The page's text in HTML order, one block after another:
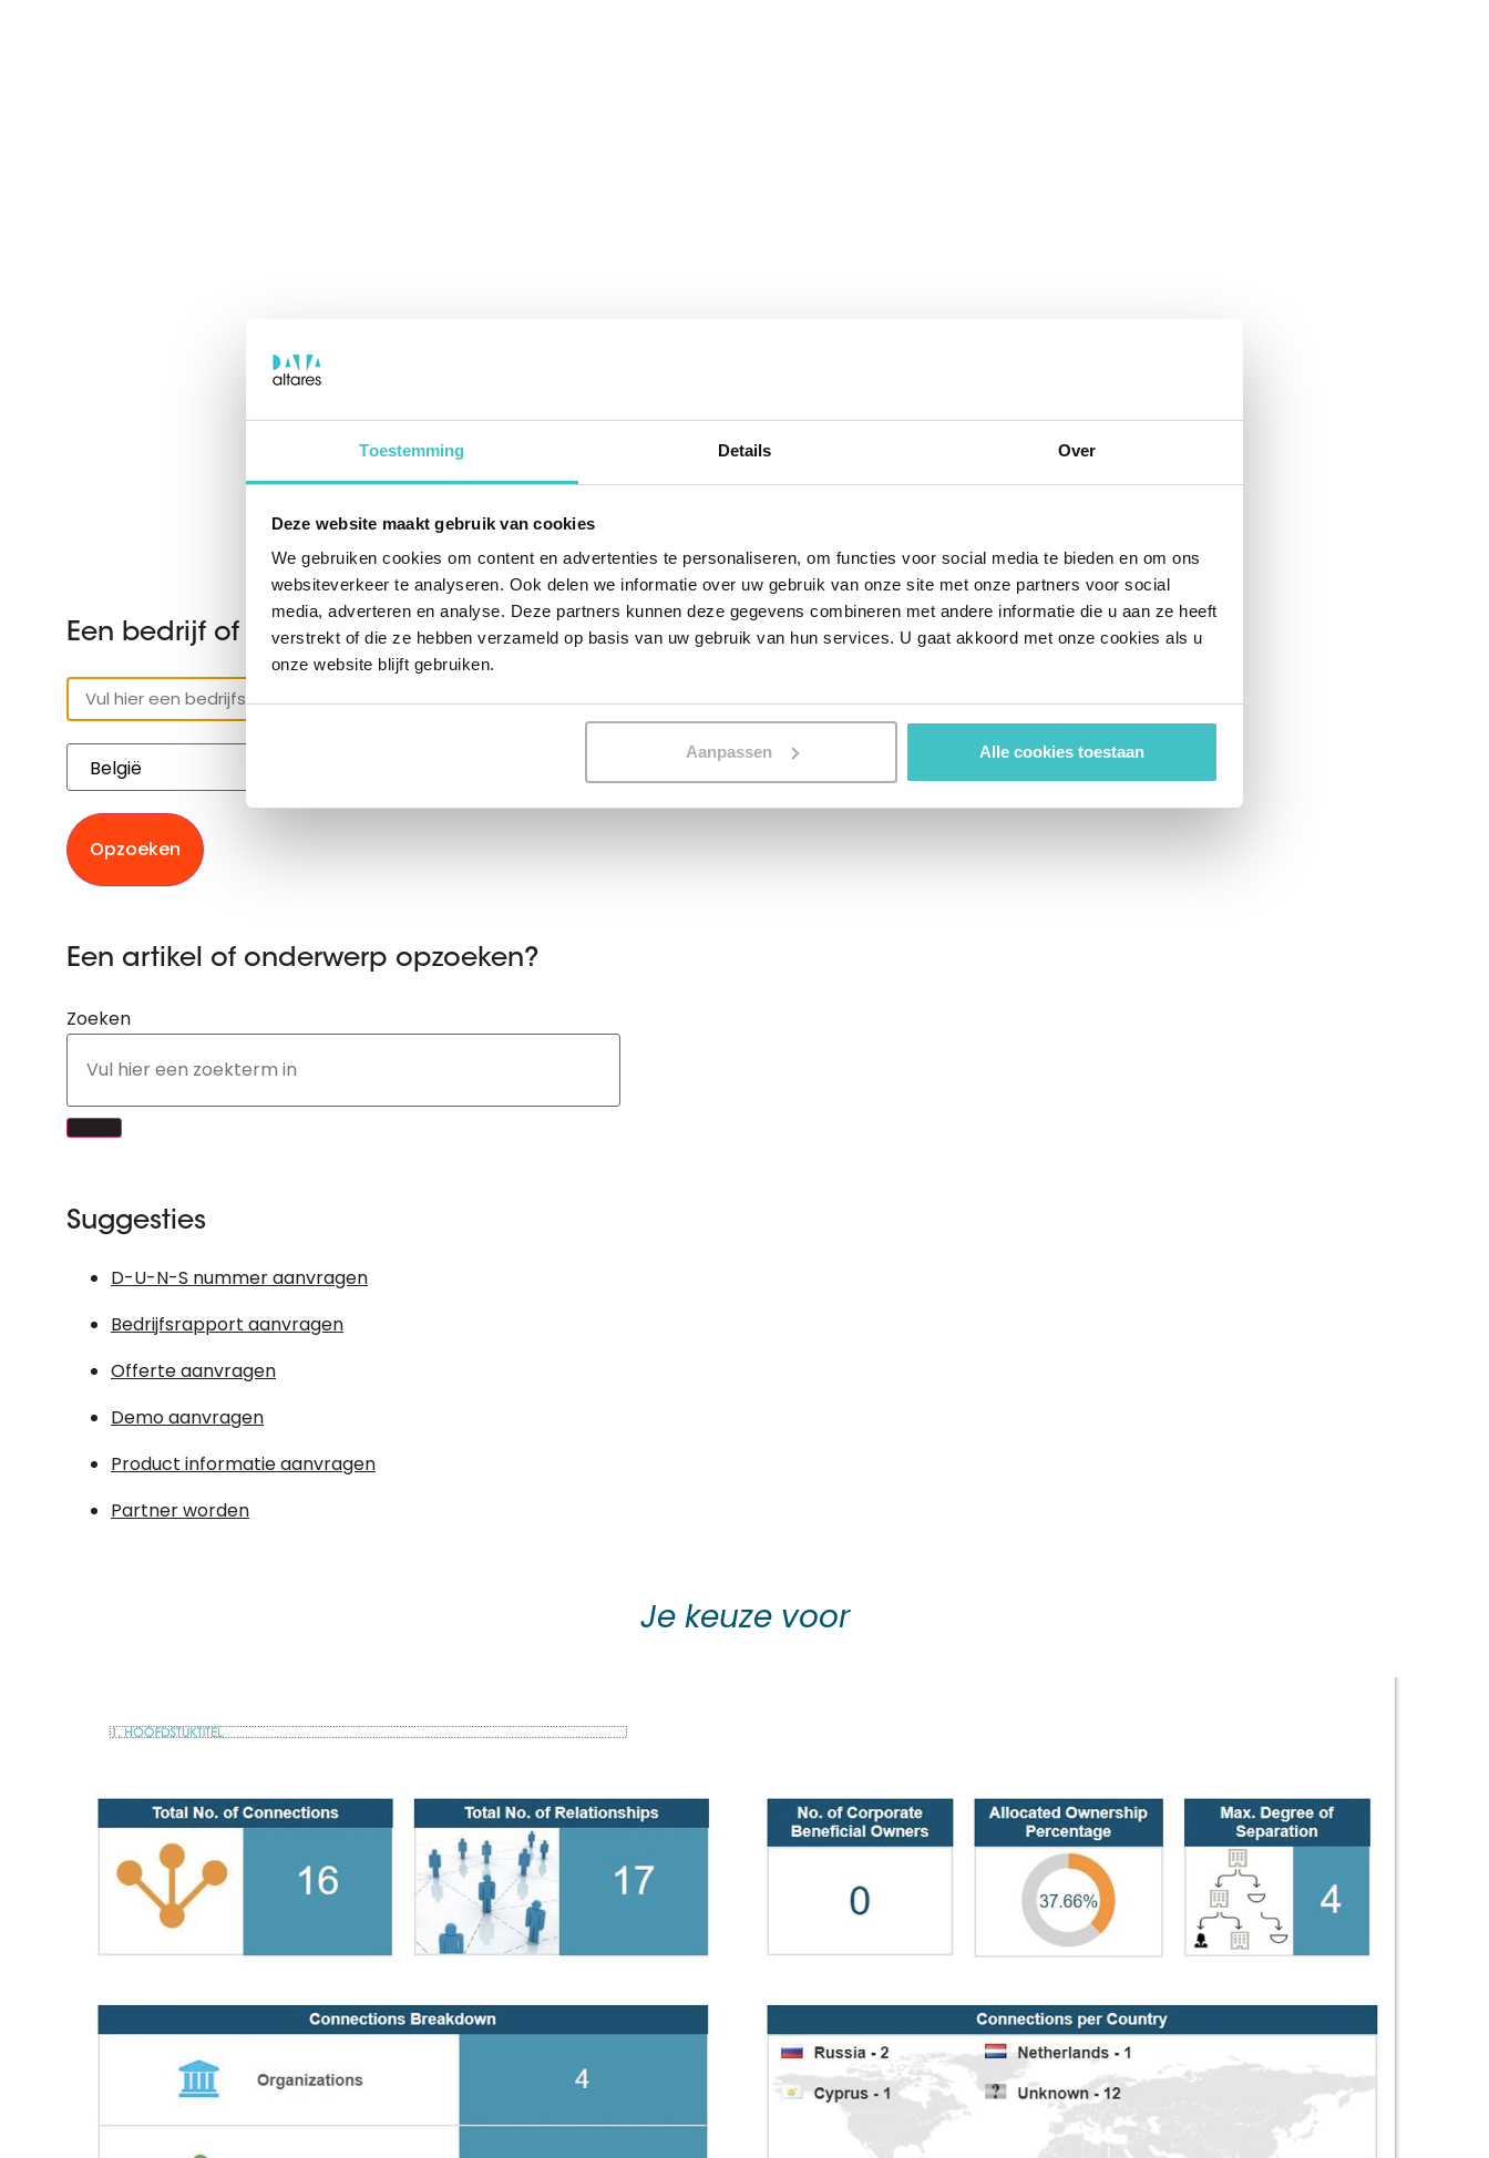
Toestemming Details Over
Deze website maakt gebruik van cookies
We gebruiken cookies om content en advertenties te personaliseren, om functies voor social media te bieden en om ons
websiteverkeer te analyseren. Ook delen we informatie over uw gebruik van onze site met onze partners voor social
media, adverteren en analyse. Deze partners kunnen deze gegevens combineren met andere informatie die u aan ze heeft
verstrekt of die ze hebben verzameld op basis van uw gebruik van hun services. U gaat akkoord met onze cookies als u
onze website blijft gebruiken.
Aanpassen Alle cookies toestaan
Een bedrijf of D-U-N-S nummer opzoeken?
Opzoeken
Een artikel of onderwerp opzoeken?
Zoeken
Suggesties
D-U-N-S nummer aanvragen
Bedrijfsrapport aanvragen
Offerte aanvragen
Demo aanvragen
Product informatie aanvragen
Partner worden
Je keuze voor